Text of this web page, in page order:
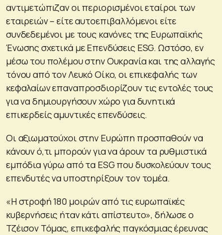
αντιμετώπιζαν οι περιορισμένοι εταίροι των
εταιρειών – είτε αυτοεπιβαλλόμενοι είτε
συνδεδεμένοι με τους κανόνες της Ευρωπαϊκής
Ένωσης σχετικά με Επενδύσεις ESG. Ωστόσο, εν
μέσω του πολέμου στην Ουκρανία και της αλλαγής
τόνου από τον Λευκό Οίκο, οι επικεφαλής των
κεφαλαίων επαναπροσδιορίζουν τις εντολές τους
για να δημιουργήσουν χώρο για δυνητικά
επικερδείς αμυντικές επενδύσεις.
Οι αξιωματούχοι στην Ευρώπη προσπαθούν να
κάνουν ό,τι μπορούν για να άρουν τα ρυθμιστικά
εμπόδια γύρω από τα ESG που δυσκολεύουν τους
επενδυτές να υποστηρίξουν τον τομέα.
«Η στροφή 180 μοιρών από τις ευρωπαϊκές
κυβερνήσεις ήταν κάτι απίστευτο», δήλωσε ο
Τζέισον Τόμας, επικεφαλής παγκόσμιας έρευνας